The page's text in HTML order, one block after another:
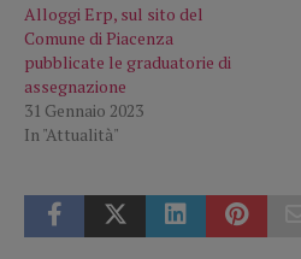
Alloggi Erp, sul sito del
Comune di Piacenza
pubblicate le graduatorie di
assegnazione
31 Gennaio 2023
In "Attualità"